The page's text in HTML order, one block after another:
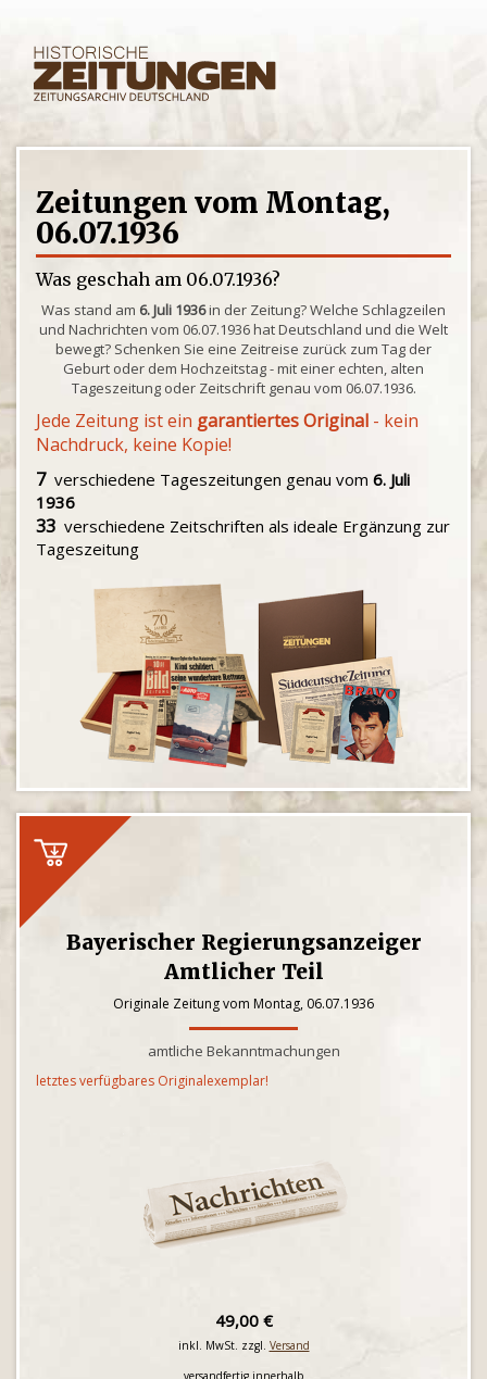
Zeitungen vom Montag,
06.07.1936
Was geschah am 06.07.1936?
Was stand am 6. Juli 1936in der Zeitung? Welche Schlagzeilen
und Nachrichten vom 06.07.1936 hat Deutschland und die Welt
bewegt? Schenken Sie eine Zeitreise zurück zum Tag der
Geburt oder dem Hochzeitstag - mit einer echten, alten
Tageszeitung oder Zeitschrift genau vom 06.07.1936.
Jede Zeitung ist ein garantiertes Original - kein
Nachdruck, keine Kopie!
7verschiedene Tageszeitungen genau vom 6. Juli
1936
33 verschiedene Zeitschriften als ideale Ergänzung zur
Tageszeitung
Bayerischer Regierungsanzeiger
Amtlicher Teil
Originale Zeitung vom Montag, 06.07.1936
amtliche Bekanntmachungen
letztes verfügbares Originalexemplar!
49,00 €
inkl. MwSt. zzgl. Versand
versandfertig innerhalb